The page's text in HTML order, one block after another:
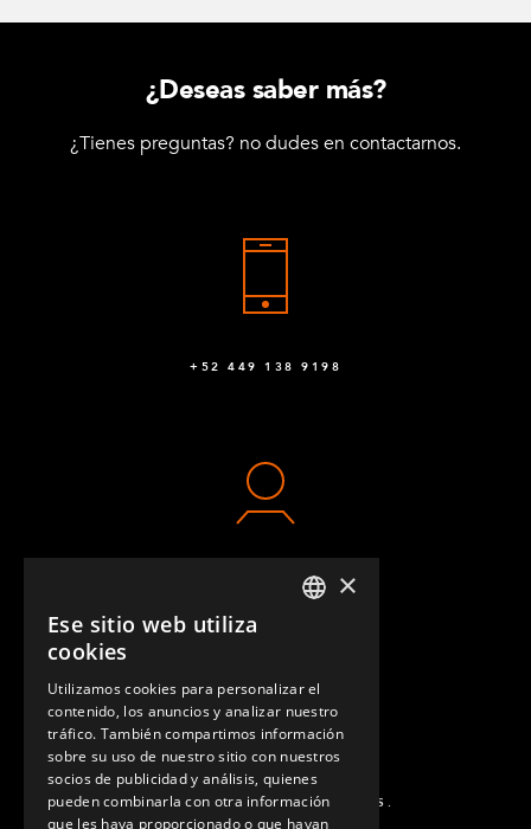
¿Deseas saber más?
¿Tienes preguntas? no dudes en contactarnos.
+52 449 138 9198
CONTACTO
PREGUNTAS MÁS FRECUENTES.
×
Ese sitio web utiliza
cookies
Utilizamos cookies para personalizar el
contenido, los anuncios y analizar nuestro
tráfico. También compartimos información
sobre su uso de nuestro sitio con nuestros
socios de publicidad y análisis, quienes
pueden combinarla con otra información
que les haya proporcionado o que hayan